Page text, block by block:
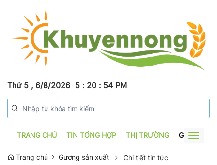
Thứ 5 , 6/8/2026 5 : 20 : 56 PM
TRANG CHỦ TIN TỔNG HỢP THỊ TRƯỜNG GƯƠNG
Toggle
Trang chủ
Gương sản xuất Chi tiết tin tức